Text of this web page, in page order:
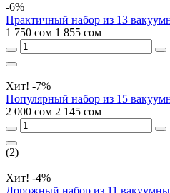
-6%
Практичный набор из 13
1 750 сом 1 855 сом
Хит! -7%
Популярный набор из 15
2 000 сом 2 145 сом
(2)
Хит! -4%